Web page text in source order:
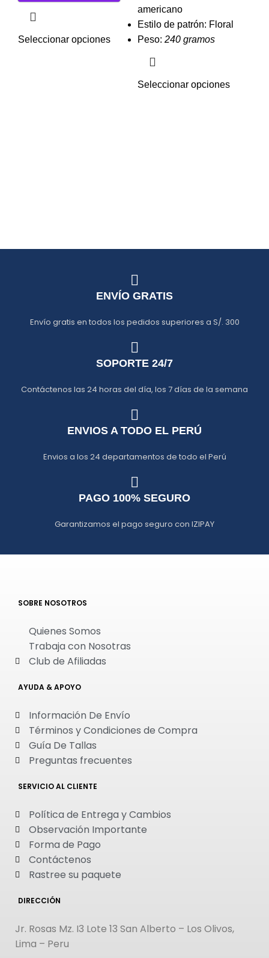
Seleccionar opciones
americano
Estilo de patrón: Floral
Peso: 240 gramos
Seleccionar opciones
ENVÍO GRATIS
Envío gratis en todos los pedidos superiores a S/. 300
SOPORTE 24/7
Contáctenos las 24 horas del día, los 7 días de la semana
ENVIOS A TODO EL PERÚ
Envios a los 24 departamentos de todo el Perú
PAGO 100% SEGURO
Garantizamos el pago seguro con IZIPAY
SOBRE NOSOTROS
Quienes Somos
Trabaja con Nosotras
Club de Afiliadas
AYUDA & APOYO
Información De Envío
Términos y Condiciones de Compra
Guía De Tallas
Preguntas frecuentes
SERVICIO AL CLIENTE
Política de Entrega y Cambios
Observación Importante
Forma de Pago
Contáctenos
Rastree su paquete
DIRECCIÓN
Jr. Rosas Mz. I3 Lote 13 San Alberto – Los Olivos,
Lima – Peru